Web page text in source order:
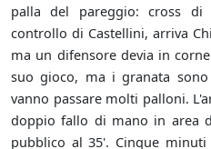
palla del pareggio: cross
controllo di Castellini, arriva
ma un difensore devia in
suo gioco, ma i granata
vanno passare molti palloni.
doppio fallo di mano in area
pubblico al 35'. Cinque